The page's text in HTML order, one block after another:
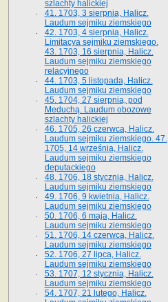
szlachty halickiej
41­. 1703, 3 sierpnia, Halicz.
Laudum sejmiku ziemskiego
42. 1703, 4 sierpnia, Halicz.
Limitacya sejmiku ziemskiego.
43. 1703, 16 sierpnia, Halicz.
Laudum sejmiku ziemskiego
relacyjnego
44. 1703, 5 listopada, Halicz.
Laudum sejmiku ziemskiego
45. 1704, 27 sierpnia, pod
Meduchą. Laudum obozowe
szlachty halickiej
46. 1705, 26 czerwca, Halicz.
Laudum sejmiku ziemskiego. 47.
1705, 14 września, Halicz.
Laudum sejmiku ziemskiego
deputackiego
48. 1706, 18 stycznia, Halicz.
Laudum sejmiku ziemskiego
49. 1706, 9 kwietnia, Halicz.
Laudum sejmiku ziemskiego
50. 1706, 6 maja, Halicz.
Laudum sejmiku ziemskiego
51. 1706, 14 czerwca, Halicz.
Laudum sejmiku ziemskiego
52. 1706, 27 lipca, Halicz.
Laudum sejmiku ziemskiego
53. 1707, 12 stycznia, Halicz.
Laudum sejmiku ziemskiego
54. 1707, 21 lutego, Halicz.